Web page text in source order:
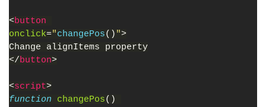
<button
onclick="changePos() ">
Change alignItems property
</button>
<script>
function changePos()